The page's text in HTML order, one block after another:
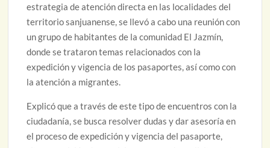
estrategia de atención directa en las localidades del
territorio sanjuanense, se llevó a cabo una reunión con
un grupo de habitantes de la comunidad El Jazmín,
donde se trataron temas relacionados con la
expedición y vigencia de los pasaportes, así como con
la atención a migrantes.
Explicó que a través de este tipo de encuentros con la
ciudadanía, se busca resolver dudas y dar asesoría en
el proceso de expedición y vigencia del pasaporte,